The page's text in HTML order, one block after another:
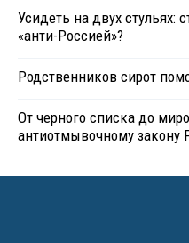
Усидеть на двух стульях:
«анти-Россией»?
Родственников сирот
От черного списка до
антиотмывочному закону